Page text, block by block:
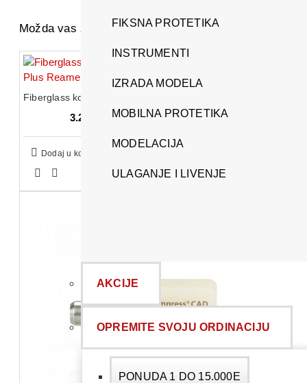
FIKSNA PROTETIKA
INSTRUMENTI
IZRADA MODELA
MOBILNA PROTETIKA
MODELACIJA
ULAGANJE I LIVENJE
AKCIJE
OPREMITE SVOJU ORDINACIJU
PONUDA 1 DO 15.000E
Možda vas zanima i ovo...
3.210,00 RSD
Dodaj u korpu